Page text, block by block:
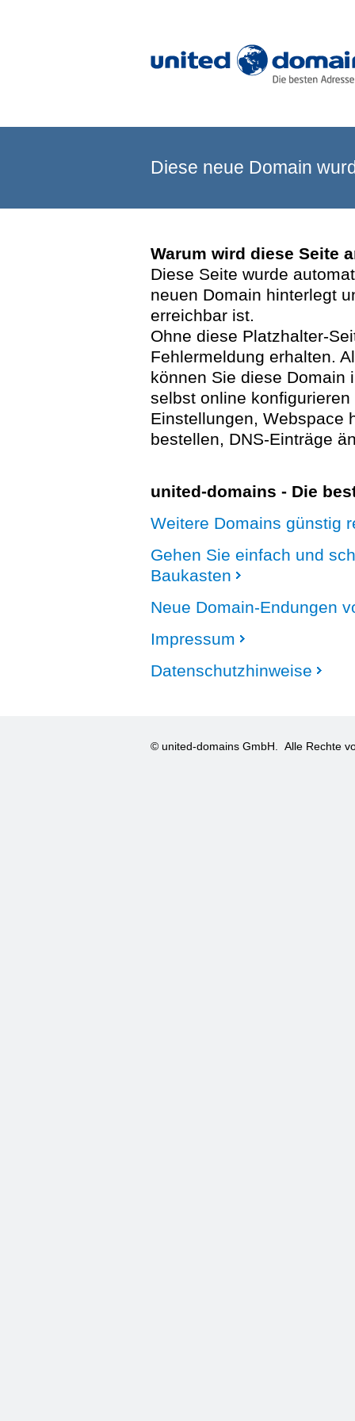
Diese neue Domain
Warum wird diese Seite
Diese Seite wurde
neuen Domain hinterlegt
erreichbar ist.
Ohne diese Platzhalter-
Fehlermeldung erhalten.
können Sie diese Domain
selbst online
Einstellungen, Webspace
bestellen, DNS-Einträge
united-domains - Die
Weitere Domains günstig
Gehen Sie einfach und
Baukasten
Neue Domain-Endungen
Impressum
Datenschutzhinweise
© united-domains GmbH. Alle Rechte